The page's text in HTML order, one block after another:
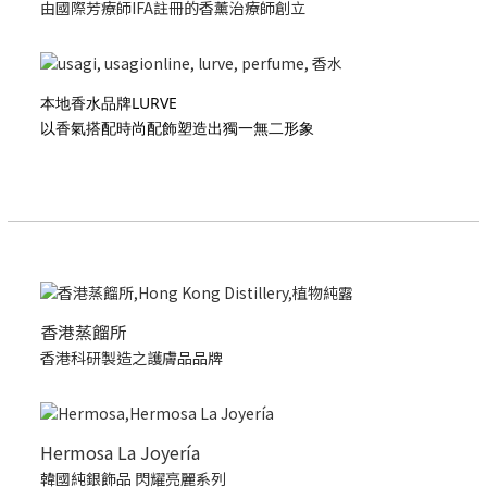
由國際芳療師IFA註冊的香薰治療師創立
本地香水品牌LURVE
以香氣搭配時尚配飾塑造出獨一無二形象
香港蒸餾所
香港科研製造之護膚品品牌
Hermosa La Joyería
韓國純銀飾品 閃耀亮麗系列